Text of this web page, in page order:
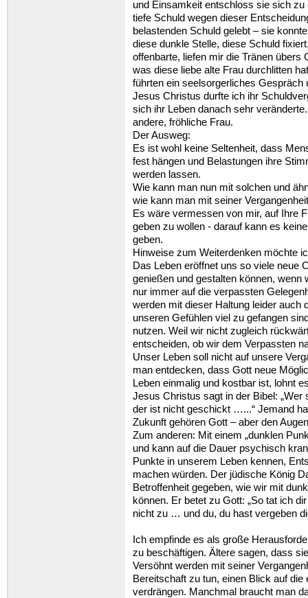
und Einsamkeit entschloss sie sich
tiefe Schuld wegen dieser
belastenden Schuld gelebt – sie
diese dunkle Stelle, diese Schuld
offenbarte, liefen mir die Tränen
was diese liebe alte Frau durchlitten
führten ein seelsorgerliches
Jesus Christus durfte ich ihr
sich ihr Leben danach sehr
andere, fröhliche Frau.
Der Ausweg:
Es ist wohl keine Seltenheit, dass
fest hängen und Belastungen ihre
werden lassen.
Wie kann man nun mit solchen und
wie kann man mit seiner
Es wäre vermessen von mir, auf Ihre
geben zu wollen - darauf kann es
geben.
Hinweise zum Weiterdenken möchte
Das Leben eröffnet uns so viele neue
genießen und gestalten können, wenn
nur immer auf die verpassten
werden mit dieser Haltung leider auch
unseren Gefühlen viel zu gefangen
nutzen. Weil wir nicht zugleich
entscheiden, ob wir dem Verpassten
Unser Leben soll nicht auf unsere
man entdecken, dass Gott neue
Leben einmalig und kostbar ist, lohnt
Jesus Christus sagt in der Bibel:
der ist nicht geschickt …...“ Jemand
Zukunft gehören Gott – aber den
Zum anderen: Mit einem „dunklen
und kann auf die Dauer psychisch
Punkte in unserem Leben kennen,
machen würden. Der jüdische König
Betroffenheit gegeben, wie wir mit
können. Er betet zu Gott: „So tat ich
nicht zu … und du, du hast vergeben
Ich empfinde es als große
zu beschäftigen. Ältere sagen, dass
Versöhnt werden mit seiner
Bereitschaft zu tun, einen Blick auf
verdrängen. Manchmal braucht man